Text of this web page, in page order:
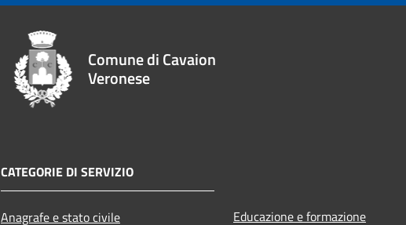
Comune di Cavaion
Veronese
CATEGORIE DI SERVIZIO
Anagrafe e stato civile Educazione e formazione